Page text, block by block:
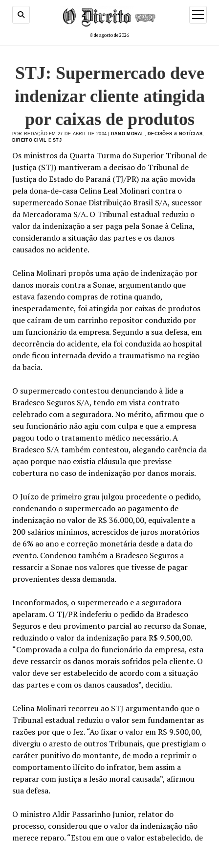
8 de agosto de 2026
menu
de
STJ: Supermercado deve
indenizar cliente atingida
por caixas de produtos
POR REDAÇÃO EM 27 DE ABRIL DE 2004 | DANO MORAL DECISÕES & NOTÍCIAS
DIREITO CIVIL
ESTJ
Os ministros da Quarta Turma do Superior Tribunal de
Justiça (STJ) mantiveram a decisão do Tribunal de
Justiça do Estado do Paraná (TJ/PR) na ação movida
pela dona-de-casa Celina Leal Molinari contra o
supermercado Sonae Distribuição Brasil S/A, sucessor
da Mercadorama S/A. O Tribunal estadual reduziu o
valor da indenização a ser paga pela Sonae à Celina,
considerando a situação das partes e os danos
causados no acidente.
Celina Molinari propôs uma ação de indenização por
danos morais contra a Sonae, argumentando que
estava fazendo compras de rotina quando,
inesperadamente, foi atingida por caixas de produtos
que caíram de um carrinho repositor conduzido por
um funcionário da empresa. Segundo a sua defesa, em
decorrência do acidente, ela foi conduzida ao hospital
onde ficou internada devido a traumatismo na região
da bacia.
O supermercado contestou denunciando à lide a
Bradesco Seguros S/A, tendo em vista contrato
celebrado com a seguradora. No mérito, afirmou que o
seu funcionário não agiu com culpa e que a empresa
pagou todo o tratamento médico necessário. A
Bradesco S/A também contestou, alegando carência da
ação porque não existia cláusula que previsse
cobertura no caso de indenização por danos morais.
O Juízo de primeiro grau julgou procedente o pedido,
condenando o supermercado ao pagamento de
indenização no valor de R$ 36.000,00, equivalente a
200 salários mínimos, acrescidos de juros moratórios
de 6% ao ano e correção monetária desde a data do
evento. Condenou também a Bradesco Seguros a
ressarcir a Sonae nos valores que tivesse de pagar
provenientes dessa demanda.
Inconformados, o supermercado e a seguradora
apelaram. O TJ/PR indeferiu o pedido da Bradesco
Seguros e deu provimento parcial ao recurso da Sonae,
reduzindo o valor da indenização para R$ 9.500,00.
“Comprovada a culpa do funcionário da empresa, esta
deve ressarcir os danos morais sofridos pela cliente. O
valor deve ser estabelecido de acordo com a situação
das partes e com os danos causados”, decidiu.
Celina Molinari recorreu ao STJ argumentando que o
Tribunal estadual reduziu o valor sem fundamentar as
razões por que o fez. “Ao fixar o valor em R$ 9.500,00,
divergiu o aresto de outros Tribunais, que prestigiam o
caráter punitivo do montante, de modo a reprimir o
comportamento ilícito do infrator, bem assim a
reparar com justiça a lesão moral causada”, afirmou
sua defesa.
O ministro Aldir Passarinho Junior, relator do
processo, considerou que o valor da indenização não
merece reparo. “Estou em que o valor estabelecido, de